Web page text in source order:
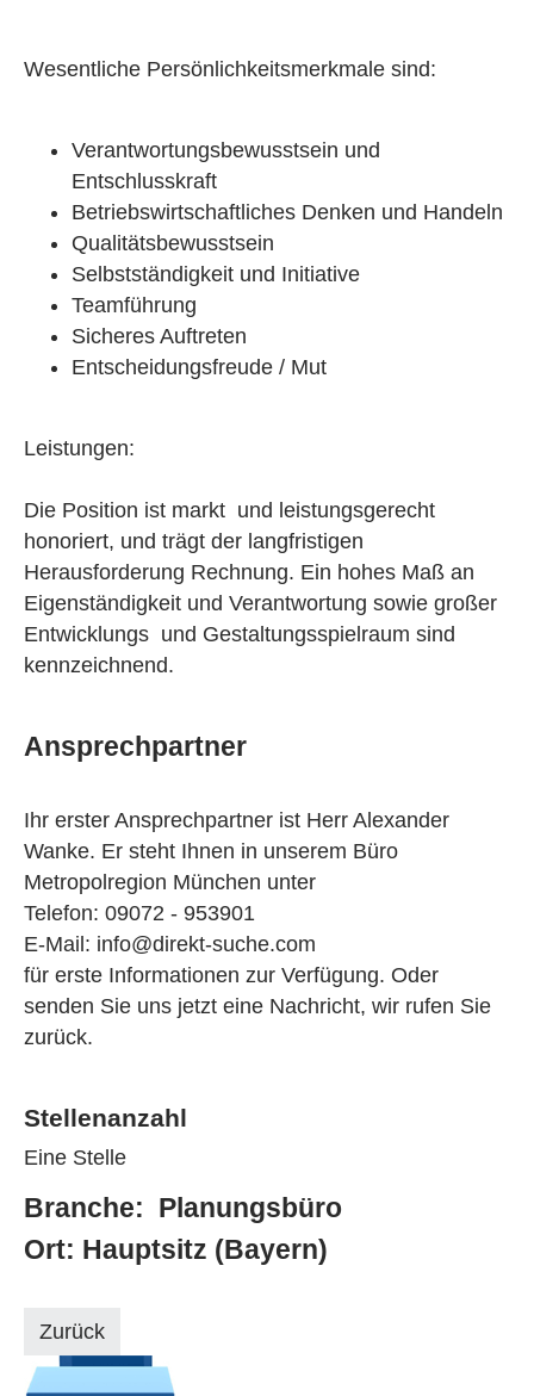
Wesentliche Persönlichkeitsmerkmale sind:
Verantwortungsbewusstsein und
Entschlusskraft
Betriebswirtschaftliches Denken und Handeln
Qualitätsbewusstsein
Selbstständigkeit und Initiative
Teamführung
Sicheres Auftreten
Entscheidungsfreude / Mut
Leistungen:
Die Position ist markt und leistungsgerecht
honoriert, und trägt der langfristigen
Herausforderung Rechnung. Ein hohes Maß an
Eigenständigkeit und Verantwortung sowie großer
Entwicklungs und Gestaltungsspielraum sind
kennzeichnend.
Ansprechpartner
Ihr erster Ansprechpartner ist Herr Alexander
Wanke. Er steht Ihnen in unserem Büro
Metropolregion München unter
Telefon: 09072 - 953901
E-Mail: info@direkt-suche.com
für erste Informationen zur Verfügung. Oder
senden Sie uns jetzt eine Nachricht, wir rufen Sie
zurück.
Stellenanzahl
Eine Stelle
Branche: Planungsbüro
Ort: Hauptsitz (Bayern)
Zurück